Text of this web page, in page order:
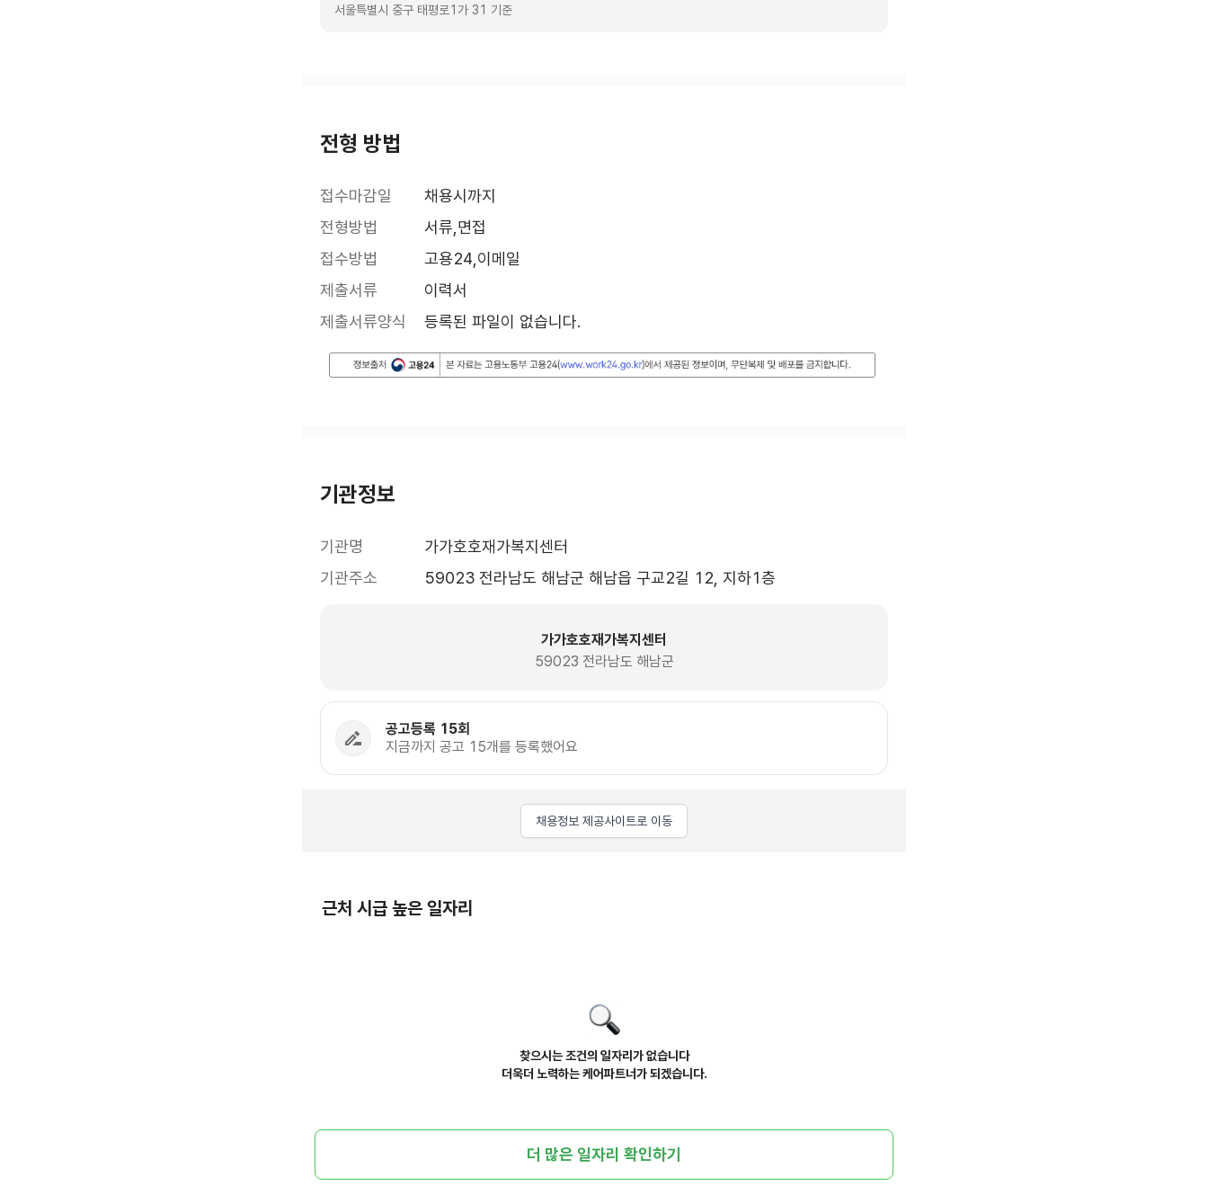
서울특별시 중구 태평로1가 31 기준
전형 방법
접수마감일
채용시까지
전형방법
서류,면접
접수방법
고용24,이메일
제출서류
이력서
제출서류양식
등록된 파일이 없습니다.
기관정보
기관명
가가호호재가복지센터
기관주소
59023 전라남도 해남군 해남읍 구교2길 12, 지하1층
가가호호재가복지센터
59023 전라남도 해남군
공고등록 15회
지금까지 공고 15개를 등록했어요
채용정보 제공사이트로 이동
근처 시급 높은 일자리
찾으시는 조건의 일자리가 없습니다
더욱더 노력하는 케어파트너가 되겠습니다.
더 많은 일자리 확인하기